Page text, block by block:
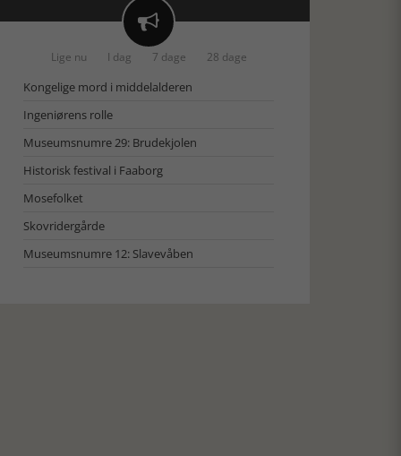

Lige nu I dag 7 dage 28 dage
Kongelige mord i middelalderen
Ingeniørens rolle
Museumsnumre 29: Brudekjolen
Historisk festival i Faaborg
Mosefolket
Skovridergårde
Museumsnumre 12: Slavevåben